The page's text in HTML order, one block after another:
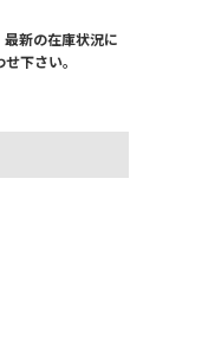
新の在庫状況に
下さい。